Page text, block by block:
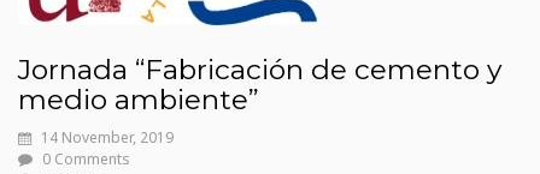
Jornada “Fabricación de cemento y
medio ambiente”
14 November, 2019
0 Comments